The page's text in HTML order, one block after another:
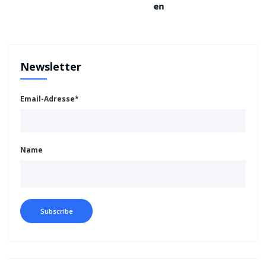
Newsletter
Email-Adresse*
Name